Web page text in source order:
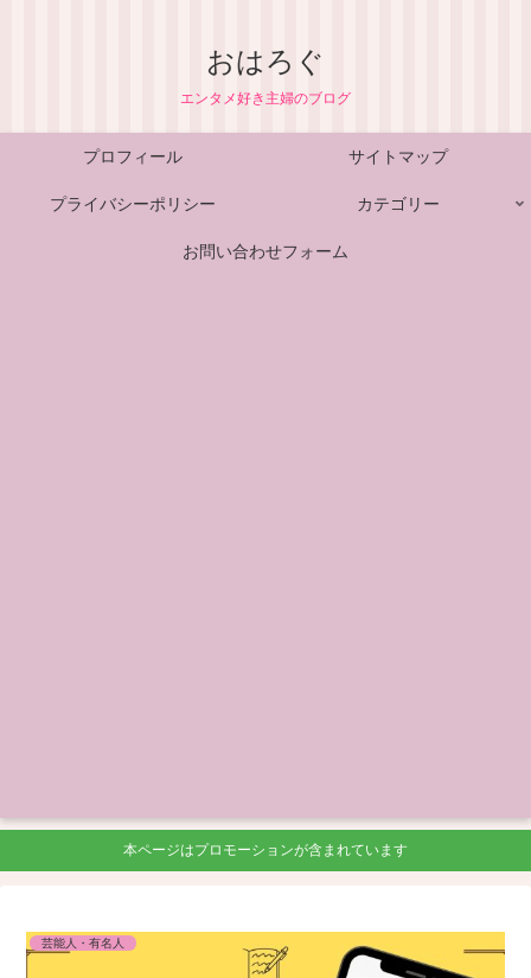
おはろぐ
エンタメ好き主婦のブログ
プロフィール サイトマップ
プライバシーポリシー カテゴリー
お問い合わせフォーム
本ページはプロモーションが含まれています
芸能人・有名人